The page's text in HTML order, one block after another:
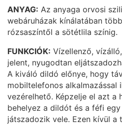
ANYAG: Az anyaga orvosi
webáruházak kínálatában
rózsaszíntől a sötétlila színig.
FUNKCIÓK: Vízellenző,
jelent, nyugodtan
A kiváló dildó előnye, hogy
mobiltelefonos alkalmazással
vezérelhető. Képzelje el azt a
behelyez a dildót és a féfi
játszadozik vele. Ezen kívül a